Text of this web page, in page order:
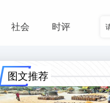
社会 时评
图文推荐